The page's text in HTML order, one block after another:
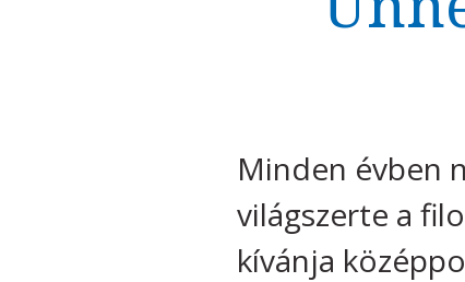
Minden évben
világszerte a
kívánja